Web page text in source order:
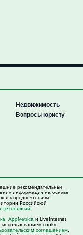
Недвижимость
Вопросы юристу
рекомендательные
информации на основе
к предпочтениям
Российской
технологий
AppMetrica и LiveInternet.
использованием cookie-
соглашением